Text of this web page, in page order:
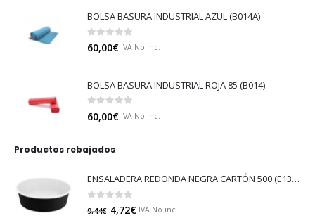
BOLSA BASURA INDUSTRIAL AZUL (B014A)
0 out of 5
60,00€ IVA No inc.
BOLSA BASURA INDUSTRIAL ROJA 85 (B014)
0 out of 5
60,00€ IVA No inc.
Productos rebajados
ENSALADERA REDONDA NEGRA CARTÓN 500 (E130N)
out of 5
9,44€ 4,72€ IVA No inc.